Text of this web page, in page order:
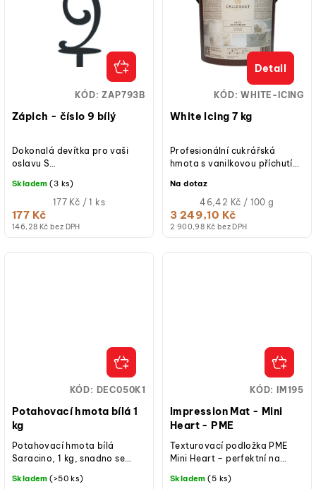
Zápich - číslo 9 bílý
146,28 Kč bez DPH
177 Kč
Měrná
(jednotková
177 Kč / 1 ks
Skladem (3 ks)
Dokonalá devítka pro vaši
oslavu S
9 v bílé barvě snadno
ozdobíte dort k...
KÓD:ZAP793B
White Icing 7 kg
2 900,98 Kč bez DPH
3 249,10 Kč
Měrná
cena:
(jednotková
46,42 Kč / 100 g
Na dotaz
Detail
Profesionální cukrářská
hmota s vanilkovou příchutí
bílá cukrová hmota s jemně...
KÓD:WHITE-ICING
Potahovací hmota bílá 1
kg
Skladem (>50 ks)
Potahovací hmota bílá
Saracino, 1 kg, snadno se
vysokým teplotám a vlhkosti,
KÓD: DEC050K1
Impression Mat - Mini
Heart - PME
Skladem (5 ks)
Texturovací podložka PME
Mini Heart – perfektní na
či čokolády....
KÓD: IM195